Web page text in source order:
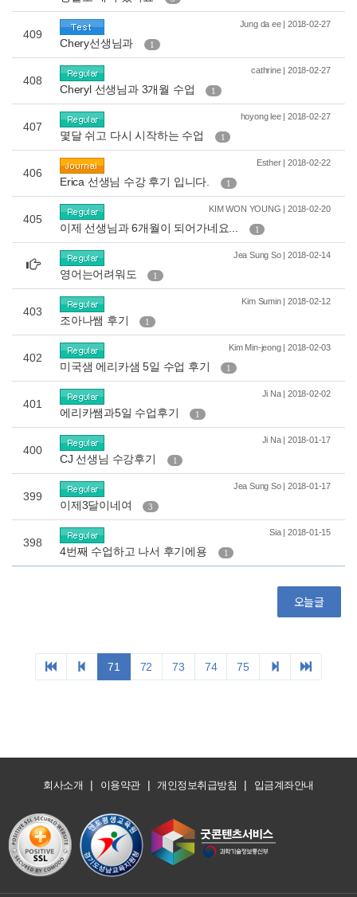
회사소개 | 이용약관 | 개인정보취급방침 | 입금계좌안내